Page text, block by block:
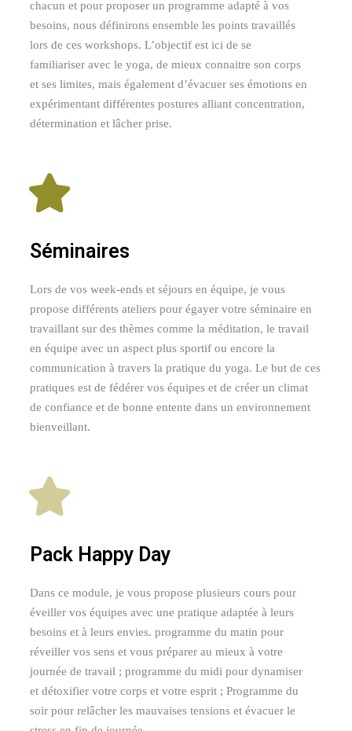
chacun et pour proposer un programme adapté à vos
besoins, nous définirons ensemble les points travaillés
lors de ces workshops. L’objectif est ici de se
familiariser avec le yoga, de mieux connaitre son corps
et ses limites, mais également d’évacuer ses émotions en
expérimentant différentes postures alliant concentration,
détermination et lâcher prise.
Séminaires
Lors de vos week-ends et séjours en équipe, je vous
propose différents ateliers pour égayer votre séminaire en
travaillant sur des thèmes comme la méditation, le travail
en équipe avec un aspect plus sportif ou encore la
communication à travers la pratique du yoga. Le but de ces
pratiques est de fédérer vos équipes et de créer un climat
de confiance et de bonne entente dans un environnement
bienveillant.
Pack Happy Day
Dans ce module, je vous propose plusieurs cours pour
éveiller vos équipes avec une pratique adaptée à leurs
besoins et à leurs envies. programme du matin pour
réveiller vos sens et vous préparer au mieux à votre
journée de travail ; programme du midi pour dynamiser
et détoxifier votre corps et votre esprit ; Programme du
soir pour relâcher les mauvaises tensions et évacuer le